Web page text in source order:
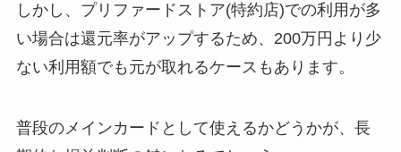
しかし、プリファードストア(特約店)での利用が多
い場合は還元率がアップするため、200万円より少
ない利用額でも元が取れるケースもあります。
普段のメインカードとして使えるかどうかが、長